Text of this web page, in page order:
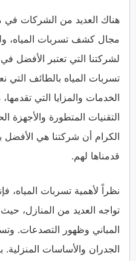
هناك العديد من الشركات في
مجال كشف تسربات المياه،
لشركتنا التي تعتبر
تسربات المياه بالطائف التي
الخدمات والمزايا التي
التقنيات المتطورة والأجهزة
الكرام أن شركتنا هي الأفضل
قدمناها لهم.
نظراً لأهمية تسربات المياه،
تواجه العديد من المنازل،
المباني وظهور التصدعات.
الجدران والأساسات المنزلية.